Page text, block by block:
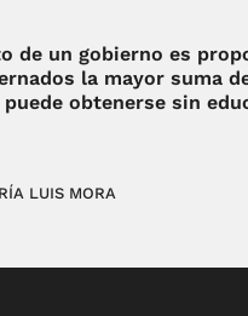
de un gobierno es
la mayor suma
obtenerse sin
LUIS MORA